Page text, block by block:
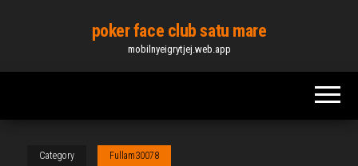
content
poker face club satu mare
mobilnyeigrytjej.web.app
Category Fullam30078